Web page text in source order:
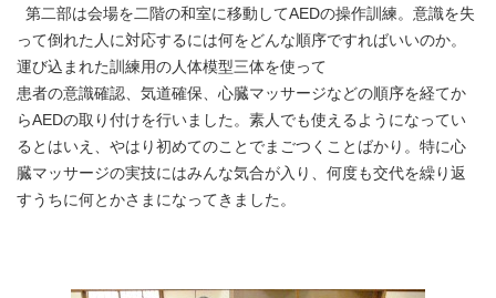
第二部は会場を二階の和室に移動してAEDの操作訓練。意識を失
って倒れた人に対応するには何をどんな順序ですればいいのか。
運び込まれた訓練用の人体模型三体を使って
患者の意識確認、気道確保、心臓マッサージなどの順序を経てか
らAEDの取り付けを行いました。素人でも使えるようになってい
るとはいえ、やはり初めてのことでまごつくことばかり。特に心
臓マッサージの実技にはみんな気合が入り、何度も交代を繰り返
すうちに何とかさまになってきました。